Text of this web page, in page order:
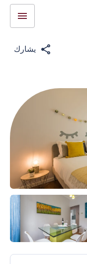
يشارك